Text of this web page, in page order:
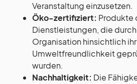
Veranstaltung einzusetzen.
Öko-zertifiziert: Produkte
Dienstleistungen, die
Organisation hinsichtlich
Umweltfreundlichkeit
wurden.
Nachhaltigkeit: Die